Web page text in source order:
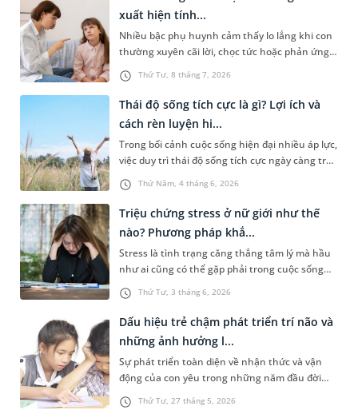
điều được phản ánh qua chỉ số AQ. Vậy chỉ số
AQ là gì, được xác định ra sao...
Thứ Tư, 8 tháng 7, 2026
xuất hiện tính...
Nhiều bậc phụ huynh cảm thấy lo lắng khi con
thường xuyên cãi lời, chọc tức hoặc phản ứng
thiếu hợp tác với người lớn. Vậy trả treo là gì, vì
sao hành vi này lại dễ xuất hiện ở trẻ nhỏ và
cha mẹ nên ứng xử như thế nào để giúp con
thay đổi? Hiểu đúng bản chất của hành vi trả
treo sẽ giúp phụ huynh...
Thứ Năm, 4 tháng 6, 2026
Thái độ sống tích cực là gì? Lợi ích và
cách rèn luyện hi...
Trong bối cảnh cuộc sống hiện đại nhiều áp lực,
việc duy trì thái độ sống tích cực ngày càng trở
nên quan trọng. Tuy nhiên, không phải ai cũng
hiểu rõ thái độ sống tích cực là gì và làm thế
nào để rèn luyện một cách khoa học. Bài viết
dưới đây sẽ giúp bạn hiểu rõ khái niệm, lợi ích
và cách xây dự...
Thứ Tư, 3 tháng 6, 2026
Triệu chứng stress ở nữ giới như thế
nào? Phương pháp khắ...
Stress là tình trạng căng thẳng tâm lý mà hầu
như ai cũng có thể gặp phải trong cuộc sống
hiện đại. Tuy nhiên, ở phụ nữ, stress thường dễ
gặp phải hơn do ảnh hưởng từ công việc, gia
đình, nội tiết tố và áp lực xã hội. Nhận biết sớm
các triệu chứng stress ở nữ giới qua bài viết
sau sẽ giúp chị em...
Thứ Tư, 27 tháng 5, 2026
Dấu hiệu trẻ chậm phát triển trí não và
những ảnh hưởng l...
Sự phát triển toàn diện về nhận thức và vận
động của con yêu trong những năm đầu đời
luôn là thước đo phản ánh sức khỏe hệ thần
kinh của trẻ. Tuy nhiên, tình trạng thiểu năng